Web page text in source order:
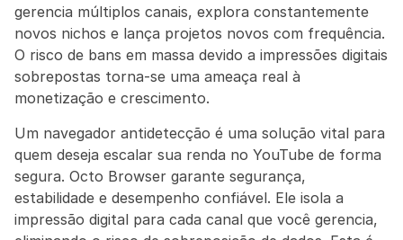
gerencia múltiplos canais, explora constantemente
novos nichos e lança projetos novos com frequência.
O risco de bans em massa devido a impressões digitais
sobrepostas torna-se uma ameaça real à
monetização e crescimento.
Um navegador antidetecção é uma solução vital para
quem deseja escalar sua renda no YouTube de forma
segura. Octo Browser garante segurança,
estabilidade e desempenho confiável. Ele isola a
impressão digital para cada canal que você gerencia,